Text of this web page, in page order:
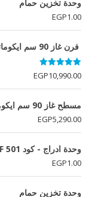
وحدة تخزين حمام
EGP1.00
فرن غاز 90 سم ايكوماتيك
تم التقييم
5.00 من 5 EGP10,990.00
مسطح غاز 90 سم ايكوماتيك
EGP5,290.00
وحدة ادراج - كود F 501
EGP1.00
وحدة تخزين حمام